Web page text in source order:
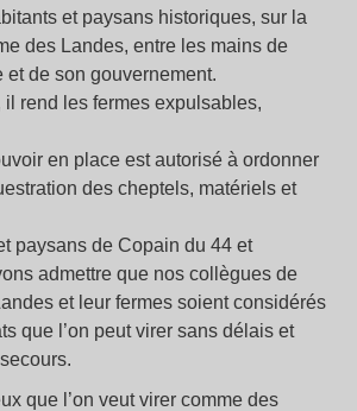
et paysans historiques, sur la
des Landes, entre les mains de
et de son gouvernement.
il rend les fermes expulsables,
en place est autorisé à ordonner
des cheptels, matériels et
paysans de Copain du 44 et
admettre que nos collègues de
et leur fermes soient considérés
que l’on peut virer sans délais et
que l’on veut virer comme des